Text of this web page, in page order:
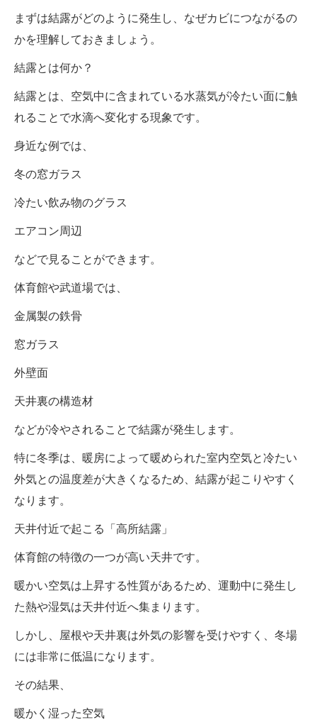
まずは結露がどのように発生し、なぜカビにつながるの
かを理解しておきましょう。
結露とは何か？
結露とは、空気中に含まれている水蒸気が冷たい面に触
れることで水滴へ変化する現象です。
身近な例では、
冬の窓ガラス
冷たい飲み物のグラス
エアコン周辺
などで見ることができます。
体育館や武道場では、
金属製の鉄骨
窓ガラス
外壁面
天井裏の構造材
などが冷やされることで結露が発生します。
特に冬季は、暖房によって暖められた室内空気と冷たい
外気との温度差が大きくなるため、結露が起こりやすく
なります。
天井付近で起こる「高所結露」
体育館の特徴の一つが高い天井です。
暖かい空気は上昇する性質があるため、運動中に発生し
た熱や湿気は天井付近へ集まります。
しかし、屋根や天井裏は外気の影響を受けやすく、冬場
には非常に低温になります。
その結果、
暖かく湿った空気